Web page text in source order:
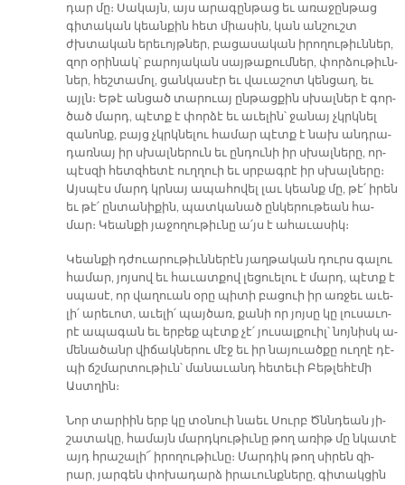
դար մը։ Սա­կայն, այս ա­րա­գըն­թաց եւ ա­ռա­ջըն­թաց
գի­տա­կան կեան­քին հետ միա­սին, կան ան­շուշտ
ժխտա­կան ե­րե­ւոյթ­ներ, բա­ցա­սա­կան ի­րո­ղու­թիւն­ներ,
զոր օ­րի­նակ՝ բա­րո­յա­կան սայ­թա­քում­ներ, փոր­ձու­թիւն­
ներ, հեշ­տա­մոլ, ցան­կա­սէր եւ վա­ւա­շոտ կեն­ցաղ, եւ
այլն։ Ե­թէ ան­ցած տա­րուայ ըն­թաց­քին սխալ­ներ է գոր­
ծած մարդ, պէտք է փոր­ձէ եւ ա­ւե­լին՝ ջա­նայ չկրկնել
զա­նոնք, բայց չկրկնե­լու հա­մար պէտք է նախ անդ­րա­
դառ­նայ իր սխալ­նե­րուն եւ ըն­դու­նի իր սխալ­նե­րը, որ­
պէս­զի հետզ­հե­տէ ուղ­ղուի եւ սրբագ­րէ իր սխալ­նե­րը։
Այս­պէս մարդ կրնայ ա­պա­հո­վել լաւ կեանք մը, թէ՛ ի­րեն
եւ թէ՛ ըն­տա­նի­քին, պատ­կա­նած ըն­կե­րու­թեան հա­
մար։ Կեան­քի յա­ջո­ղու­թիւ­նը ա՛յս է ա­հա­ւա­սիկ։
Կեան­քի դժուա­րու­թիւն­նե­րէն յաղ­թա­կան դուրս գա­լու
հա­մար, յոյ­սով եւ հա­ւատ­քով լե­ցուե­լու է մարդ, պէտք է
սպա­սէ, որ վա­ղուան օ­րը պի­տի բա­ցուի իր առ­ջեւ ա­ւե­
լի՛ ա­րե­ւոտ, ա­ւե­լի՛ պայ­ծառ, քա­նի որ յոյ­սը կը լու­սա­ւո­
րէ ա­պա­գան եւ եր­բեք պէտք չէ՛ յու­սալ­քուիլ՝ նոյ­նիսկ ա­
մե­նա­ծանր վի­ճակ­նե­րու մէջ եւ իր նա­յուած­քը ուղ­ղէ դէ­
պի ճշմար­տու­թիւն՝ մա­նա­ւանդ հե­տե­ւի Բեթ­լե­հէ­մի
Աստ­ղին։
Նոր տա­րիին երբ կը տօ­նուի նաեւ Սուրբ Ծննդեան յի­
շա­տա­կը, հա­մայն մարդ­կու­թիւ­նը թող ա­ռիթ մը նկա­տէ
այդ հրա­շա­լի՜ ի­րո­ղու­թիւ­նը։ Մար­դիկ թող սի­րեն զի­
րար, յար­գեն փո­խա­դարձ ի­րա­ւունք­նե­րը, գի­տակ­ցին